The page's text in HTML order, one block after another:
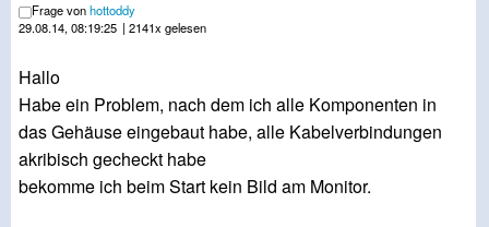
Frage vonhottoddy
29.08.14, 08:19:25 | 2141x gelesen
Hallo
Habe ein Problem, nach dem ich alle Komponenten in
das Gehäuse eingebaut habe, alle Kabelverbindungen
akribisch gecheckt habe
bekomme ich beim Start kein Bild am Monitor.